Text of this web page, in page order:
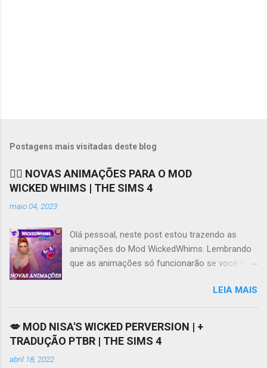
Postagens mais visitadas deste blog
❤️‍🔥 NOVAS ANIMAÇÕES PARA O MOD
WICKED WHIMS | THE SIMS 4
maio 04, 2023
Olá pessoal, neste post estou trazendo as
animações do Mod WickedWhims. Lembrando
que as animações só funcionarão se você tiver
acessar os links para download do Mod e da
tradução no meu Patreon AQUI . Se tiver
dificuldades em acessar o Patreon, este vídeo
AQUI pode ajudar. Ao contrário do que muita
gente diz ou pensa, o Mod WickedWhims não
LEIA MAIS
💋 MOD NISA'S WICKED PERVERSION | +
TRADUÇÃO PTBR | THE SIMS 4
abril 18, 2022